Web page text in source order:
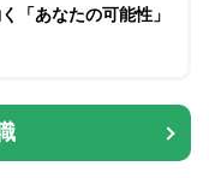
「あなたの可能性」